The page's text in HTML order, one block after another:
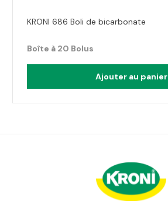
KRONI 686 Boli de bicarbonate
Boîte à 20 Bolus
Ajouter au panier